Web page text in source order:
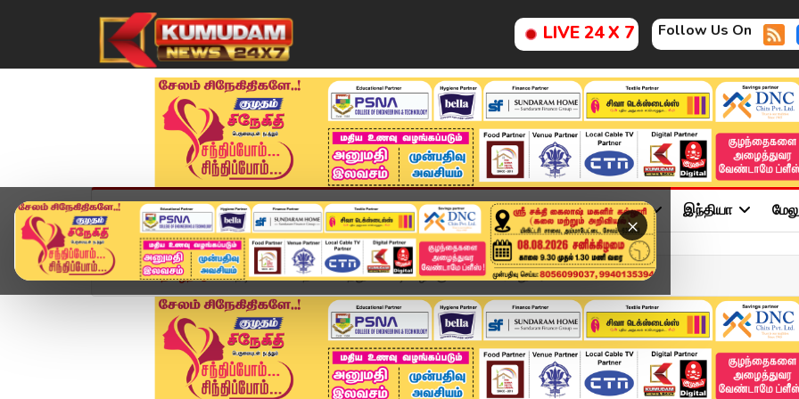
LIVE 24 X 7 Follow Us On
×
முகப்பு விளையாட்டு அண்மை தமிழ்நாடு சினிமா அரசியல் விளையாட்டு இந்தியா
Home தமிழ்நாடு நடிகை கௌதமி சொத்து மோசடி வழக்கு: சென்னை, மதுரைய...